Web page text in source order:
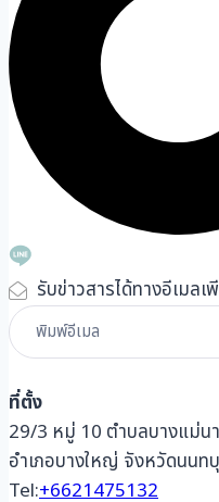
รับข่าวสารได้ทางอีเมล
Subscribe
Form
ที่ตั้ง
29/3 หมู่ 10 ตำบลบางแม่น
อำเภอบางใหญ่ จังหวัดนนท
Tel:+6621475132